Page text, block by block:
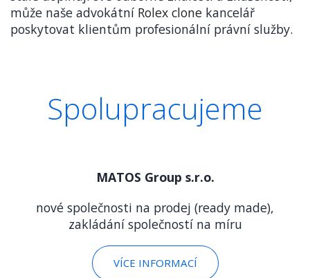
může naše advokátní Rolex clone kancelář
poskytovat klientům profesionální právní služby.
Spolupracujeme
MATOS Group s.r.o.
nové společnosti na prodej (ready made),
zakládání společností na míru
VÍCE INFORMACÍ